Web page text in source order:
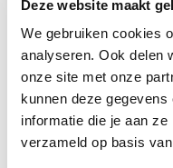
Deze website maakt
We gebruiken cookies
analyseren. Ook delen
onze site met onze
kunnen deze
informatie die je aan
verzameld op basis